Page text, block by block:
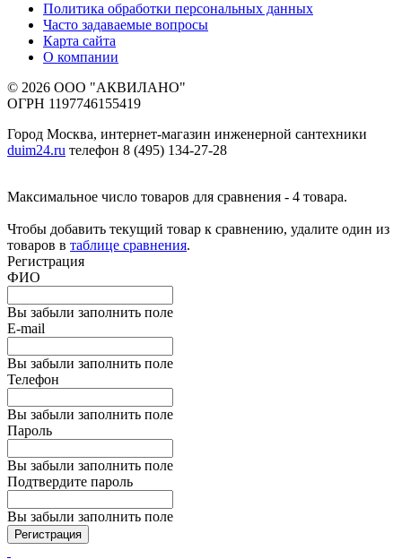
Политика обработки персональных данных
Часто задаваемые вопросы
Карта сайта
О компании
© 2026 ООО "АКВИЛАНО"
ОГРН 1197746155419
Город Москва, интернет-магазин инженерной сантехники
duim24.ru телефон 8 (495) 134-27-28
Максимальное число товаров для сравнения - 4 товара.
Чтобы добавить текущий товар к сравнению, удалите один из
товаров в таблице сравнения.
Регистрация
ФИО
Вы забыли заполнить поле
E-mail
Вы забыли заполнить поле
Телефон
Вы забыли заполнить поле
Пароль
Вы забыли заполнить поле
Подтвердите пароль
Вы забыли заполнить поле
Регистрация